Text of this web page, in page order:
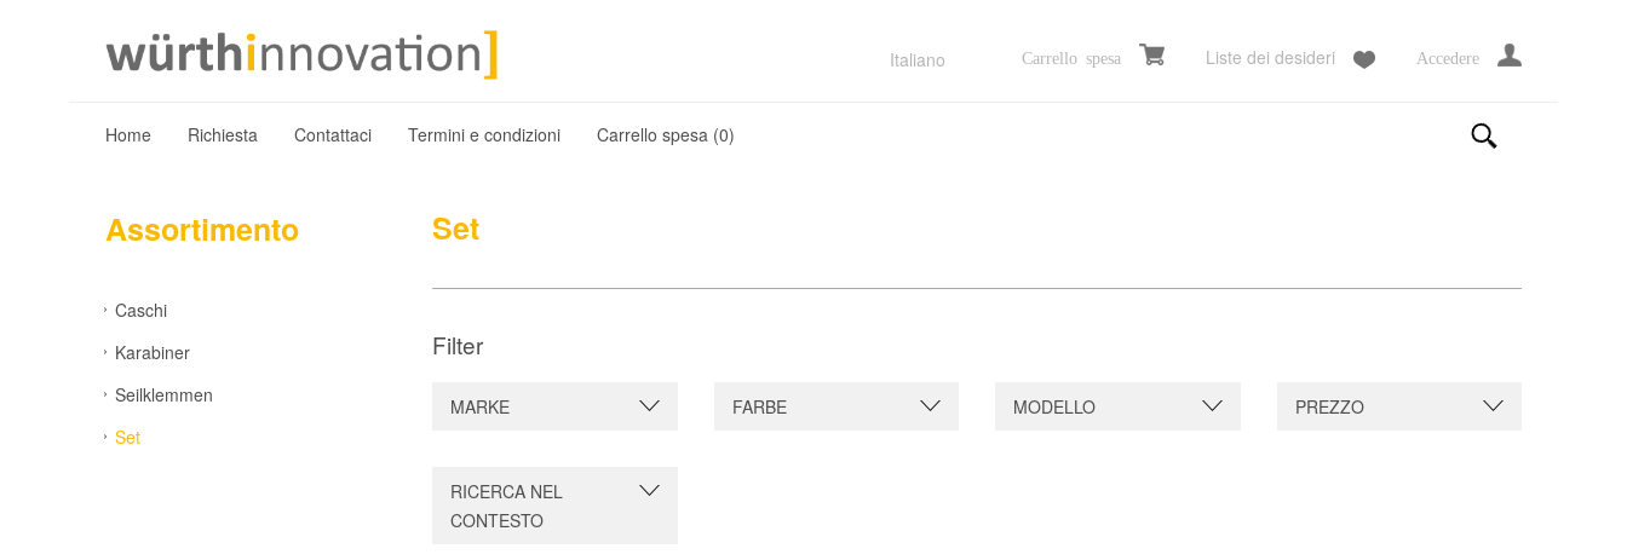
Italiano Carrello spesa Liste dei desideri Accedere
Home Richiesta Contattaci Termini e condizioni Carrello spesa (0)
Assortimento
Caschi
Karabiner
Seilklemmen
Set
Set
Filter
MARKE FARBE MODELLO PREZZO
RICERCA NEL
CONTESTO